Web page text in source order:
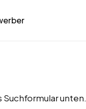
unten.